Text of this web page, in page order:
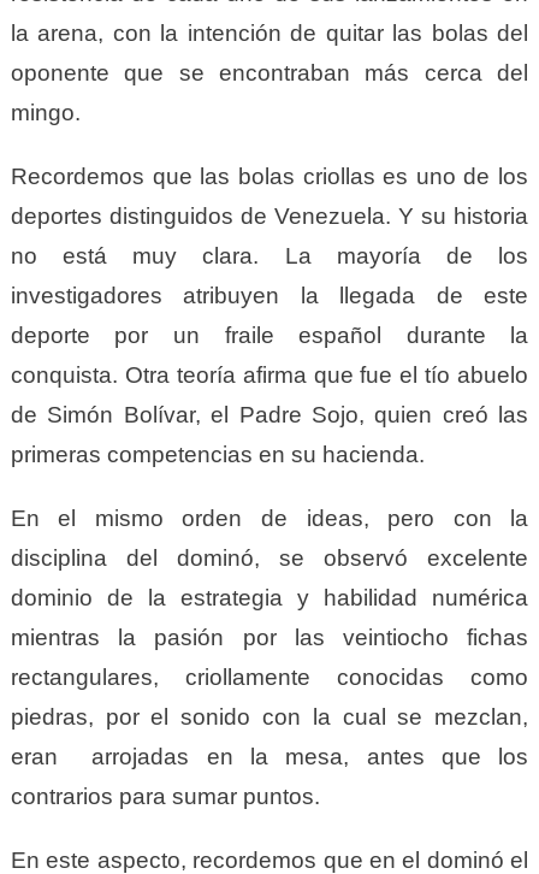
la arena, con la intención de quitar las bolas del
oponente que se encontraban más cerca del
mingo.
Recordemos que las bolas criollas es uno de los
deportes distinguidos de Venezuela. Y su historia
no está muy clara. La mayoría de los
investigadores atribuyen la llegada de este
deporte por un fraile español durante la
conquista. Otra teoría afirma que fue el tío abuelo
de Simón Bolívar, el Padre Sojo, quien creó las
primeras competencias en su hacienda.
En el mismo orden de ideas, pero con la
disciplina del dominó, se observó excelente
dominio de la estrategia y habilidad numérica
mientras la pasión por las veintiocho fichas
rectangulares, criollamente conocidas como
piedras, por el sonido con la cual se mezclan,
eran arrojadas en la mesa, antes que los
contrarios para sumar puntos.
En este aspecto, recordemos que en el dominó el